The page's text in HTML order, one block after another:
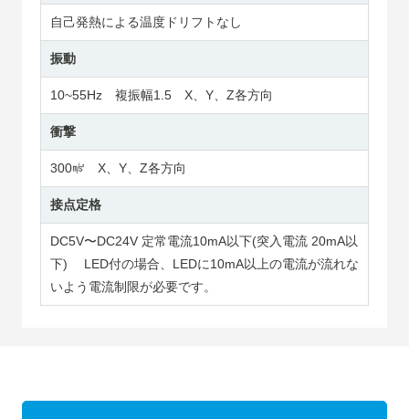
自己発熱による温度ドリフトなし
振動
10~55Hz 複振幅1.5 X、Y、Z各方向
衝撃
300㎨ X、Y、Z各方向
接点定格
DC5V〜DC24V 定常電流10mA以下(突入電流 20mA以
下) LED付の場合、LEDに10mA以上の電流が流れな
いよう電流制限が必要です。